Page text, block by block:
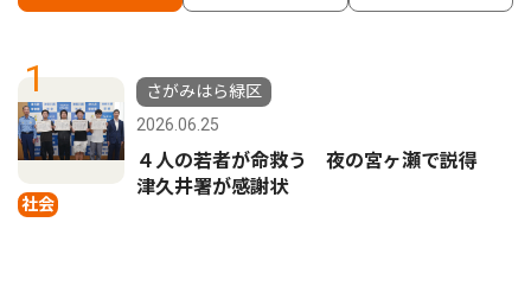
1
社会
さがみはら緑区
2026.06.25
４人の若者が命救う 夜の宮ヶ瀬で説得
津久井署が感謝状